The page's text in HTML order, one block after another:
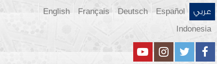
عربي Español
Deutsch
Français
English
Indonesia